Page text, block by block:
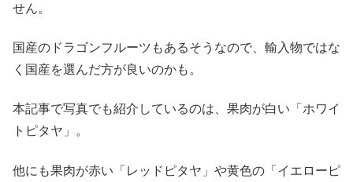
せん。
国産のドラゴンフルーツもあるそうなので、輸入物ではな
く国産を選んだ方が良いのかも。
本記事で写真でも紹介しているのは、果肉が白い「ホワイ
トピタヤ」。
他にも果肉が赤い「レッドピタヤ」や黄色の「イエローピ